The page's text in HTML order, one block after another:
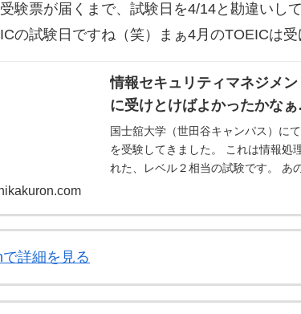
験票が届くまで、試験日を4/14と勘違いし
の試験日ですね（笑）まぁ4月のTOEICは
情報セキュリティマネジメ
に受けとけばよかったかなぁ
国士舘大学（世田谷キャンパス）に
を受験してきました。 これは情報処
れた、レベル２相当の試験です。 あ
詳細を見る